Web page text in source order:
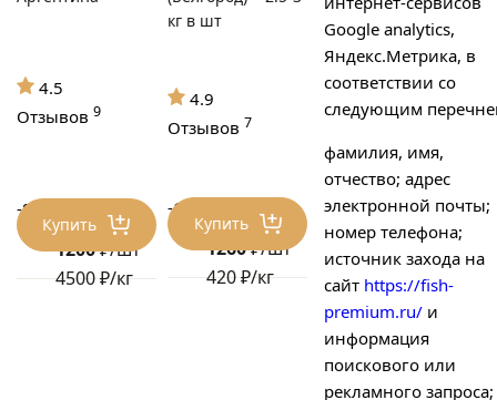
Купить
-82% 6750 ₽/шт
1200₽/шт
4500 ₽/кг
4.5
Отзывов 9
Купить
-17% 1512 ₽/шт
1260₽/шт
420 ₽/кг
кг в шт
4.9
Отзывов 7
Нажимая на кнопку "Перезвоните мне", я даю согласие на
обработку персональных данныхGoogle analytics,
Яндекс.Метрика, в
соответствии со
следующим
фамилия, имя,
отчество; адрес
электронной почты;
номер телефона;
источник захода на
сайт https://fish-
premium.ru/ и
информация
поискового или
рекламного запроса;